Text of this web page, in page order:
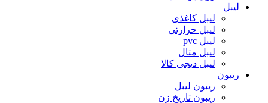
لیبل
لیبل کاغذی
لیبل حرارتی
لیبل pvc
لیبل متال
لیبل دیجی کالا
ریبون
ریبون لیبل
ریبون تاریخ زن